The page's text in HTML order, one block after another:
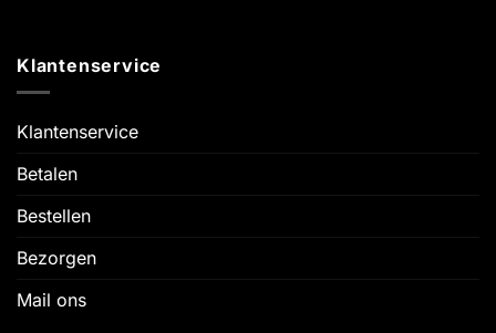
Klantenservice
Klantenservice
Betalen
Bestellen
Bezorgen
Mail ons